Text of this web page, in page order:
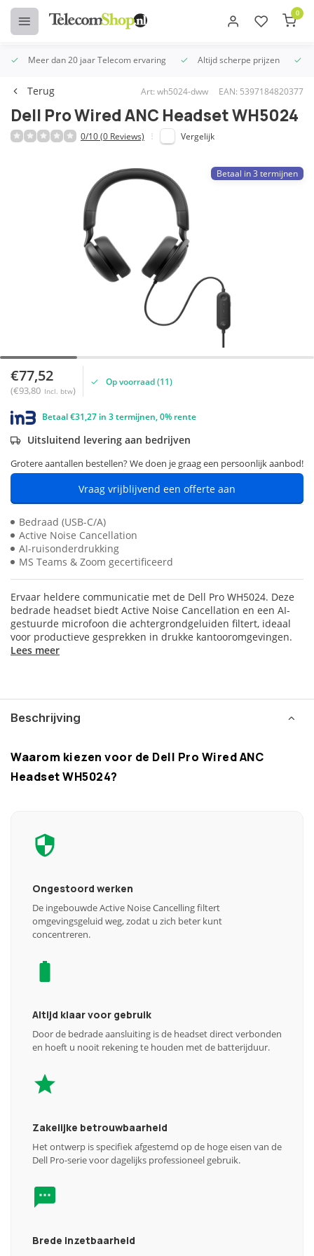
0
Meer dan 20 jaar Telecom ervaring Altijd scherpe prijzen
Terug Art: wh5024-dww EAN: 5397184820377
Dell Pro Wired ANC Headset WH5024
0/10 (0 Reviews) Vergelijk
Betaal in 3 termijnen
€77,52
(€93,80 Incl. btw)
Op voorraad (11)
Betaal €31,27 in 3 termijnen, 0% rente
Uitsluitend levering aan bedrijven
Grotere aantallen bestellen? We doen je graag een persoonlijk aanbod!
Vraag vrijblijvend een offerte aan
Bedraad (USB-C/A)
Active Noise Cancellation
AI-ruisonderdrukking
MS Teams & Zoom gecertificeerd
Ervaar heldere communicatie met de Dell Pro WH5024. Deze
bedrade headset biedt Active Noise Cancellation en een AI-
gestuurde microfoon die achtergrondgeluiden filtert, ideaal
voor productieve gesprekken in drukke kantooromgevingen.
Lees meer
Beschrijving
Waarom kiezen voor de Dell Pro Wired ANC
Headset WH5024?
Ongestoord werken
De ingebouwde Active Noise Cancelling filtert
omgevingsgeluid weg, zodat u zich beter kunt
concentreren.
Altijd klaar voor gebruik
Door de bedrade aansluiting is de headset direct verbonden
en hoeft u nooit rekening te houden met de batterijduur.
Zakelijke betrouwbaarheid
Het ontwerp is specifiek afgestemd op de hoge eisen van de
Dell Pro-serie voor dagelijks professioneel gebruik.
Brede inzetbaarheid